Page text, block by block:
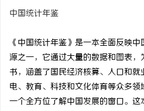
中国统计年鉴
《中国统计年鉴》是一本全面反映
源之一，它通过大量的数据和图表
书，涵盖了国民经济核算、人口和
电、教育、科技和文化体育等众多
一个全方位了解中国发展的窗口。